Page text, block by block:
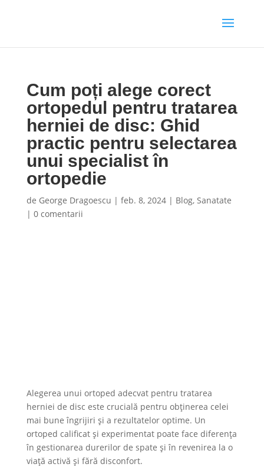
Cum poți alege corect
ortopedul pentru tratarea
herniei de disc: Ghid
practic pentru selectarea
unui specialist în
ortopedie
de George Dragoescu | feb. 8, 2024| Blog, Sanatate
| 0 comentarii
Alegerea unui ortoped adecvat pentru tratarea
herniei de disc este crucială pentru obținerea celei
mai bune îngrijiri și a rezultatelor optime. Un
ortoped calificat și experimentat poate face diferența
în gestionarea durerilor de spate și în revenirea la o
viață activă și fără disconfort.